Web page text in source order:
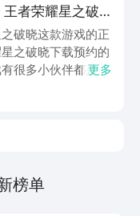
者荣耀星之破
破晓这款游戏的正
之破晓下载预约的
很多小伙伴都是非
是精美的画面来
更多
榜单